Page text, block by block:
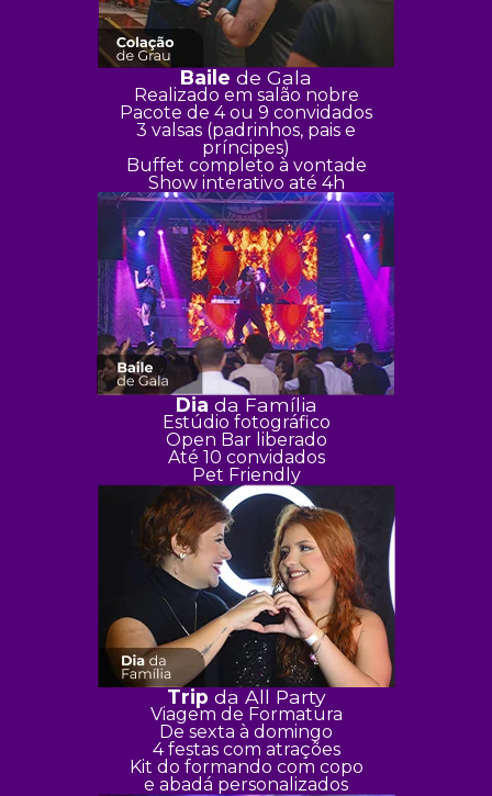
Baile de Gala
Realizado em salão nobre
Pacote de 4 ou 9 convidados
3 valsas (padrinhos, pais e
príncipes)
Buffet completo à vontade
Show interativo até 4h
Dia da Família
Estúdio fotográfico
Open Bar liberado
Até 10 convidados
Pet Friendly
Trip da All Party
Viagem de Formatura
De sexta à domingo
4 festas com atrações
Kit do formando com copo
e abadá personalizados